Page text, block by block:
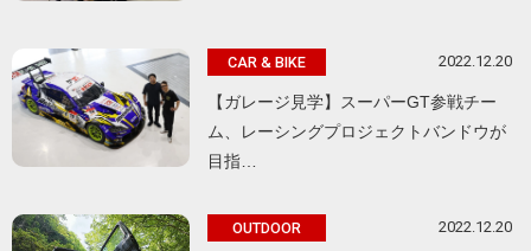
CAR & BIKE 2022.12.20
【ガレージ見学】スーパーGT参戦チー
ム、レーシングプロジェクトバンドウが
目指…
OUTDOOR 2022.12.20